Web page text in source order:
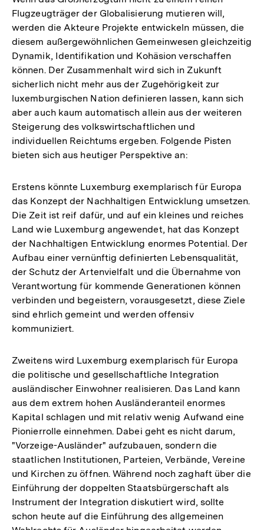
Flugzeugträger der Globalisierung mutieren will,
werden die Akteure Projekte entwickeln müssen, die
diesem außergewöhnlichen Gemeinwesen gleichzeitig
Dynamik, Identifikation und Kohäsion verschaffen
können. Der Zusammenhalt wird sich in Zukunft
sicherlich nicht mehr aus der Zugehörigkeit zur
luxemburgischen Nation definieren lassen, kann sich
aber auch kaum automatisch allein aus der weiteren
Steigerung des volkswirtschaftlichen und
individuellen Reichtums ergeben. Folgende Pisten
bieten sich aus heutiger Perspektive an:
Erstens könnte Luxemburg exemplarisch für Europa
das Konzept der Nachhaltigen Entwicklung umsetzen.
Die Zeit ist reif dafür, und auf ein kleines und reiches
Land wie Luxemburg angewendet, hat das Konzept
der Nachhaltigen Entwicklung enormes Potential. Der
Aufbau einer vernünftig definierten Lebensqualität,
der Schutz der Artenvielfalt und die Übernahme von
Verantwortung für kommende Generationen können
verbinden und begeistern, vorausgesetzt, diese Ziele
sind ehrlich gemeint und werden offensiv
kommuniziert.
Zweitens wird Luxemburg exemplarisch für Europa
die politische und gesellschaftliche Integration
ausländischer Einwohner realisieren. Das Land kann
aus dem extrem hohen Ausländeranteil enormes
Kapital schlagen und mit relativ wenig Aufwand eine
Pionierrolle einnehmen. Dabei geht es nicht darum,
"Vorzeige-Ausländer" aufzubauen, sondern die
staatlichen Institutionen, Parteien, Verbände, Vereine
und Kirchen zu öffnen. Während noch zaghaft über die
Einführung der doppelten Staatsbürgerschaft als
Instrument der Integration diskutiert wird, sollte
schon heute auf die Einführung des allgemeinen